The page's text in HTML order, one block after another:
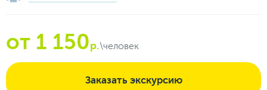
от 1 150р.\человек
Заказать экскурсию